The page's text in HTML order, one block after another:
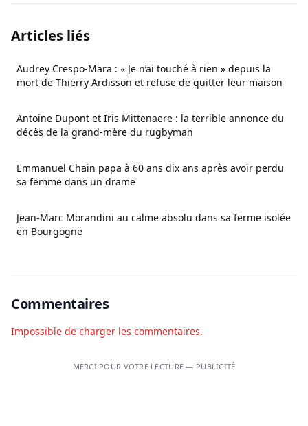
Articles liés
Audrey Crespo-Mara : « Je n’ai touché à rien » depuis la
mort de Thierry Ardisson et refuse de quitter leur maison
Antoine Dupont et Iris Mittenaere : la terrible annonce du
décès de la grand-mère du rugbyman
Emmanuel Chain papa à 60 ans dix ans après avoir perdu
sa femme dans un drame
Jean-Marc Morandini au calme absolu dans sa ferme isolée
en Bourgogne
Commentaires
Impossible de charger les commentaires.
MERCI POUR VOTRE LECTURE — PUBLICITÉ